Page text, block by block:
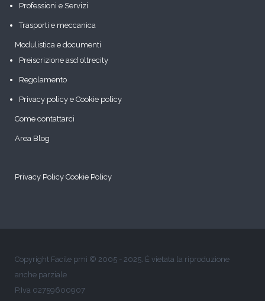
Professioni e Servizi
Trasporti e meccanica
Modulistica e documenti
Preiscrizione asd oltrecity
Regolamento
Privacy policy e Cookie policy
Come contattarci
Area Blog
Privacy Policy Cookie Policy
Copyright Facile pmi © 2005 - 2025. È vietata la riproduzione
anche parziale
P.Iva 02759600907